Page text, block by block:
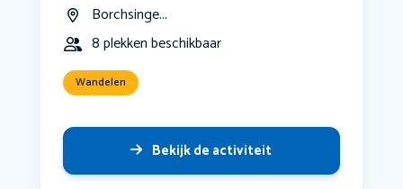
Borchsinge...
8 plekken beschikbaar
Wandelen
Bekijk de activiteit